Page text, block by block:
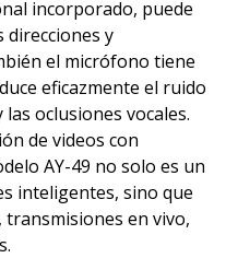
incorporado, puede
direcciones y
el micrófono tiene
eficazmente el ruido
oclusiones vocales.
de videos con
AY-49 no solo es un
inteligentes, sino que
en vivo,